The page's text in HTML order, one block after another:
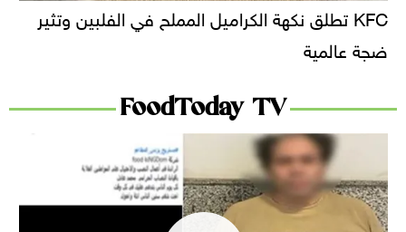
KFC تطلق نكهة الكراميل المملح في الفلبين وتثير
ضجة عالمية
FoodToday TV